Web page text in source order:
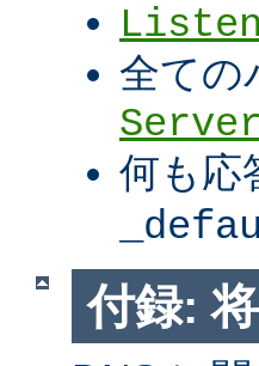
Listen
全ての
何も応
付録: